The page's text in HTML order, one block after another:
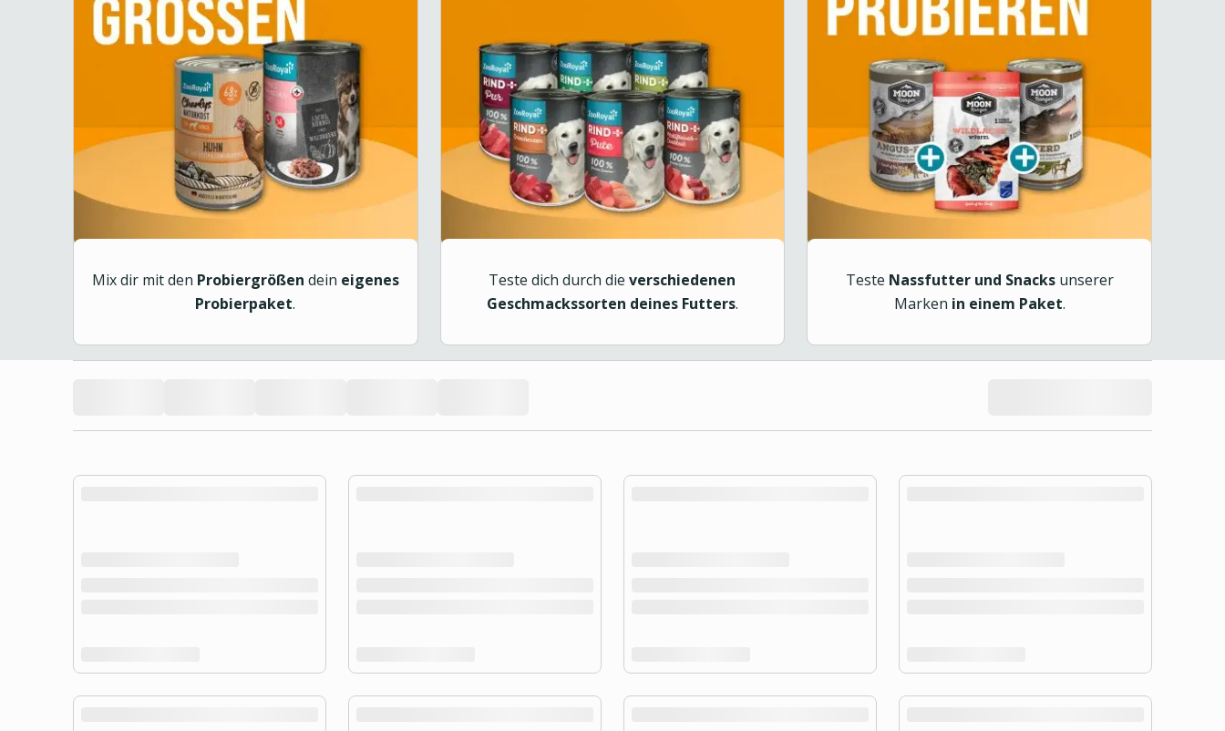
Mix dir mit den Probiergrößen dein eigenes
Probierpaket.
Teste dich durch dieverschiedenen
Geschmackssorten deines Futters.
Teste Nassfutter und Snacksunserer
Marken in einem Paket.